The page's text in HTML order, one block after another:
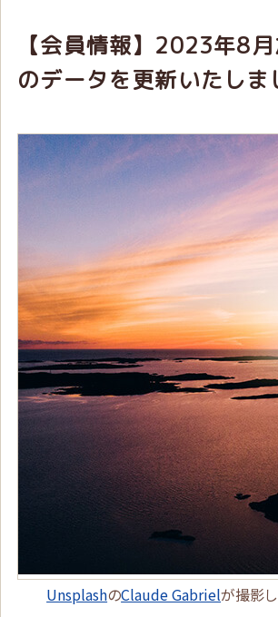
【会員情報】2023年8
のデータを更新いたしま
UnsplashのClaude Gabrielが撮影